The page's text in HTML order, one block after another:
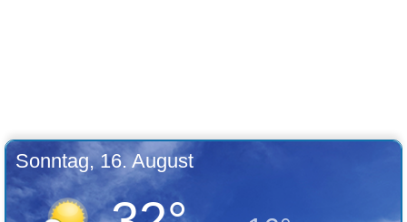
Sonntag, 16. August